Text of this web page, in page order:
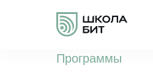
Программы